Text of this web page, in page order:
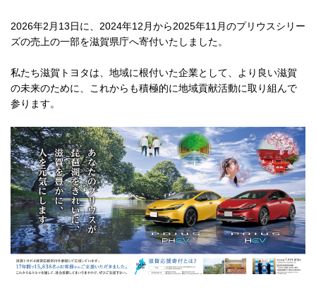
2026年2月13日に、2024年12月から2025年11月のプリウスシリー
ズの売上の一部を滋賀県庁へ寄付いたしました。
私たち滋賀トヨタは、地域に根付いた企業として、より良い滋賀
の未来のために、これからも積極的に地域貢献活動に取り組んで
参ります。